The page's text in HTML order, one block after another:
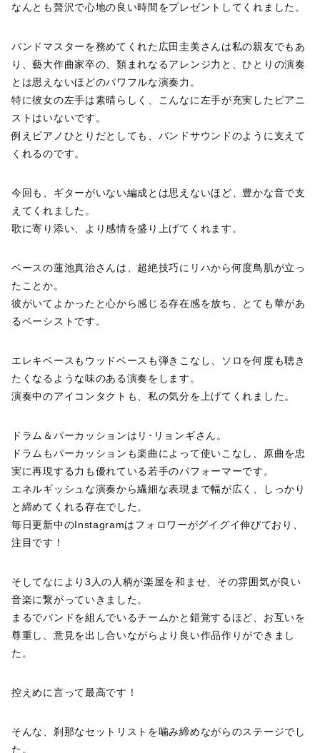
なんとも贅沢で心地の良い時間をプレゼントしてくれました。
バンドマスターを務めてくれた広田圭美さんは私の親友でもあ
り、藝大作曲家卒の、類まれなるアレンジ力と、ひとりの演奏
とは思えないほどのパワフルな演奏力。
特に彼女の左手は素晴らしく、こんなに左手が充実したピアニ
ストはいないです。
例えピアノひとりだとしても、バンドサウンドのように支えて
くれるのです。
今回も、ギターがいない編成とは思えないほど、豊かな音で支
えてくれました。
歌に寄り添い、より感情を盛り上げてくれます。
ベースの蓮池真治さんは、超絶技巧にリハから何度鳥肌が立っ
たことか。
彼がいてよかったと心から感じる存在感を放ち、とても華があ
るベーシストです。
エレキベースもウッドベースも弾きこなし、ソロを何度も聴き
たくなるような味のある演奏をします。
演奏中のアイコンタクトも、私の気分を上げてくれました。
ドラム＆パーカッションはリ･リョンギさん。
ドラムもパーカッションも楽曲によって使いこなし、原曲を忠
実に再現する力も優れている若手のパフォーマーです。
エネルギッシュな演奏から繊細な表現まで幅が広く、しっかり
と締めてくれる存在でした。
毎日更新中のInstagramはフォロワーがグイグイ伸びており、
注目です！
そしてなにより3人の人柄が楽屋を和ませ、その雰囲気が良い
音楽に繋がっていきました。
まるでバンドを組んでいるチームかと錯覚するほど、お互いを
尊重し、意見を出し合いながらより良い作品作りができまし
た。
控えめに言って最高です！
そんな、刹那なセットリストを噛み締めながらのステージでし
た。